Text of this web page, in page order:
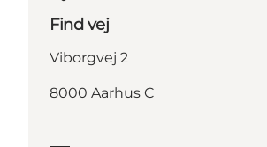
Find vej
Viborgvej 2
8000 Aarhus C